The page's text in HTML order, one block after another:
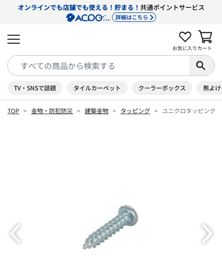
オンラインでも店舗でも使える！貯まる！ 共通ポイントサービス
詳細はこちら
お気に入り カート
TV・SNSで話題 タイルカーペット クーラーボックス 熊よ
TOP 金物・防犯防災 建築金物 タッピング ユニクロタッピング